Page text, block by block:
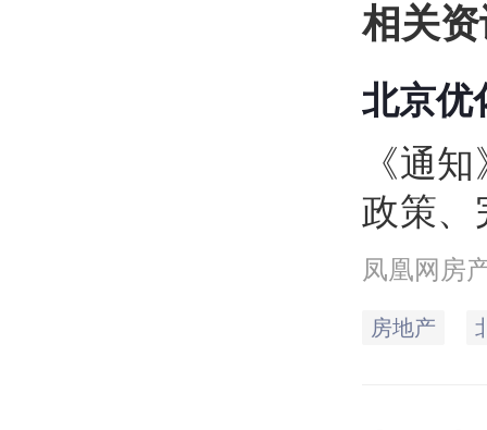
相关
北京优
保个
《通
政策、
加大
方面7
凤凰网房
房地产